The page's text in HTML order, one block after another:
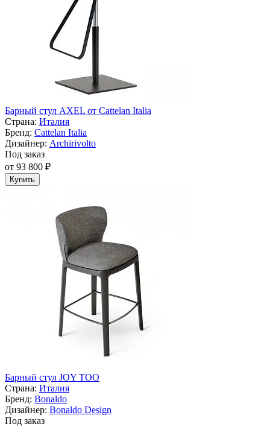
Барный стул AXEL от Cattelan Italia
Страна: Италия
Бренд: Cattelan Italia
Дизайнер: Archirivolto
Под заказ
от 93 800 ₽
Купить
Барный стул JOY TOO
Страна: Италия
Бренд: Bonaldo
Дизайнер: Bonaldo Design
Под заказ